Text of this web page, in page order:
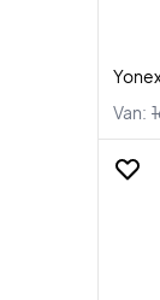
Van: